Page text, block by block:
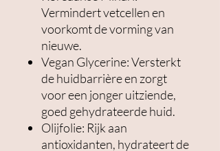
Vermindert vetcellen en
voorkomt de vorming van
nieuwe.
Vegan Glycerine: Versterkt
de huidbarrière en zorgt
voor een jonger uitziende,
goed gehydrateerde huid.
Olijfolie: Rijk aan
antioxidanten, hydrateert de